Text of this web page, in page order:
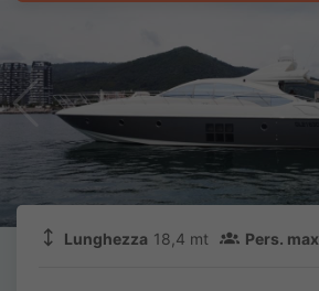
Lunghezza 18,4 mt Pers. max